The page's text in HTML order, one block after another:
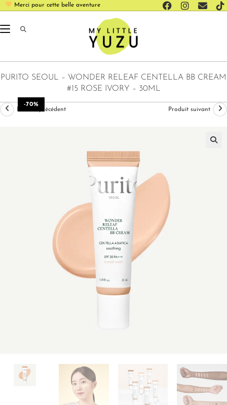
Merci pour cette belle aventure
PURITO SEOUL – WONDER RELEAF CENTELLA BB CREAM
#15 ROSE IVORY – 30ML
-70%
Produit précédent Produit suivant